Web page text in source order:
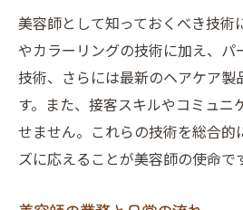
美容師として知っておくべき技術
やカラーリングの技術に加え、パ
技術、さらには最新のヘアケア製
す。また、接客スキルやコミュニ
せません。これらの技術を総合的
ズに応えることが美容師の使命で